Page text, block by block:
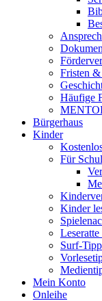
Fristen
Häufige
Bürgerhaus
Kinder
Für
Kinder
Surf-
Mein Konto
Onleihe